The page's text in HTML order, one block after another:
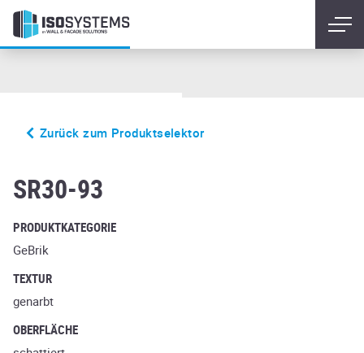
Zurück zum Produktselektor
SR30-93
PRODUKTKATEGORIE
GeBrik
TEXTUR
genarbt
OBERFLÄCHE